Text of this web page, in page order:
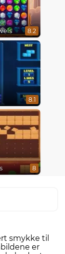
8.2
8.1
8
smykke til
er